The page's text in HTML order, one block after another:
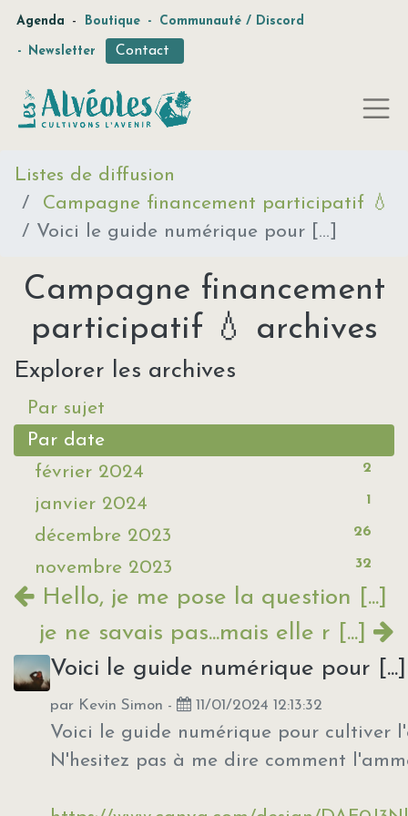
Agenda - Boutique - Communauté / Discord
- Newsletter Contact
Listes de diffusion
Campagne financement participatif 💧
Voici le guide numérique pour [...]
Campagne financement
participatif 💧 archives
Explorer les archives
Par sujet
Par date
février 2024
2
janvier 2024 1
décembre 2023 26
novembre 2023 32
Hello, je me pose la question [...]
je ne savais pas...mais elle r [...]
Voici le guide numérique pour [...]
par Kevin Simon - 11/01/2024 12:13:32
Voici le guide numérique pour cultiver
N'hesitez pas à me dire comment